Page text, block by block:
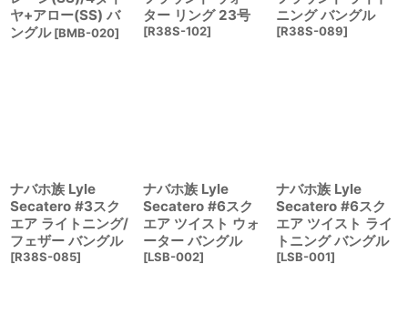
ヤ+アロー(SS) バ
ングル [BMB-020]
ター リング 23号
[R38S-102]
ニング バングル
[R38S-089]
ナバホ族 Lyle
Secatero #3スク
エア ライトニング/
フェザー バングル
[R38S-085]
ナバホ族 Lyle
Secatero #6スク
エア ツイスト ウォ
ーター バングル
[LSB-002]
ナバホ族 Lyle
Secatero #6スク
エア ツイスト ライ
トニング バングル
[LSB-001]